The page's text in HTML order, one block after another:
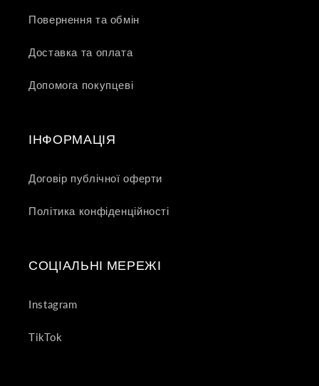
Повернення та обмін
Доставка та оплата
Допомога покупцеві
ІНФОРМАЦІЯ
Договір публічної оферти
Політика конфіденційності
СОЦІАЛЬНІ МЕРЕЖІ
Instagram
TikTok